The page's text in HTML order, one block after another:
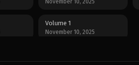
November 10, 2025
Volume 1
November 10, 2025